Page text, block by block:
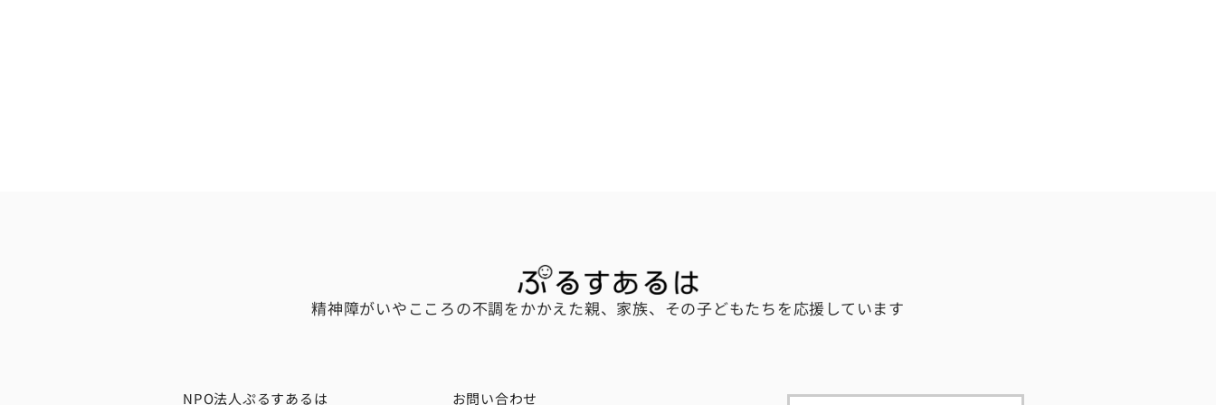
精神障がいやこころの不調をかかえた親、家族、その子どもたちを応援しています
NPO法人ぷるすあるは お問い合わせ